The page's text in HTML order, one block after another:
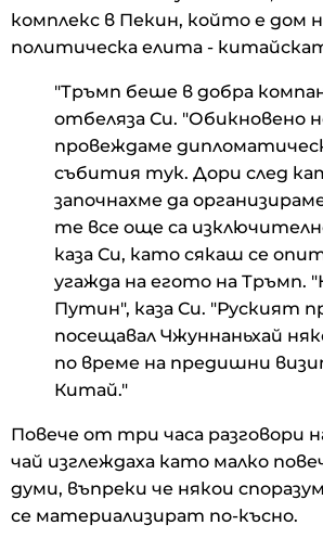
комплекс в Пекин, който е дом
политическа елита -
"Тръмп беше в добра
отбеляза Си. "Обикновено
провеждаме
събития тук. Дори след
започнахме да
те все още са
каза Си, като сякаш се
угажда на егото на Тръмп.
Путин", каза Си. "Руският
посещавал Чжуннаньхай
по време на предишни
Китай."
Повече от три часа разговори
чай изглеждаха като малко
думи, въпреки че някои
се материализират по-късно.